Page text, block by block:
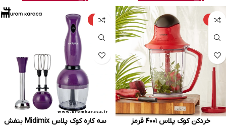
-۱۶%
خردکن کوک پلاس ۴۰۰۱ قرمز
-۱۰%
سه کاره کوک پلاس Midimix بنفش